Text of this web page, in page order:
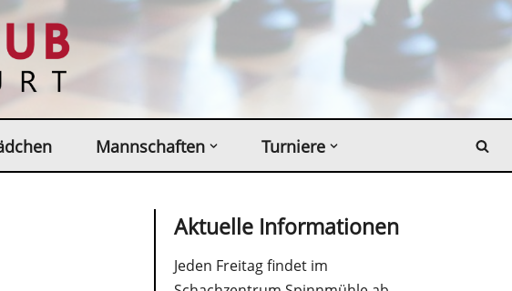
Mannschaften Turniere
Aktuelle Informationen
Jeden Freitag findet im